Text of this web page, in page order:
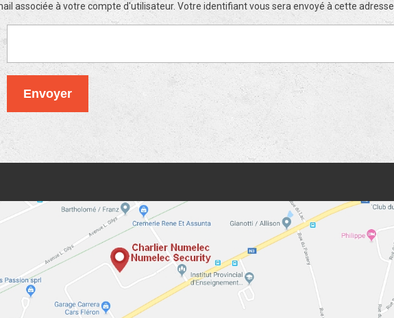
de
NOUVEAU
en 2015 Département
Incendie -
Vidéosurveillance
Distributeurs et grossistes,
Charlier-
Numelec
vous conseillent et
répondent à tous vos besoins en
matériel électrique résidentiel, tertiaire
et industriel.
associée à votre compte d'utilisateur. Votre identifiant vous sera envoyé à cette adresse.
Envoyer